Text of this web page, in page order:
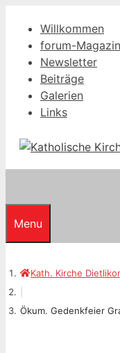
Inhalt
Willkommen
forum-Magazin
Newsletter
Beiträge
Galerien
Links
Menu
Kath. Kirche
Ökum. Gedenkfeier